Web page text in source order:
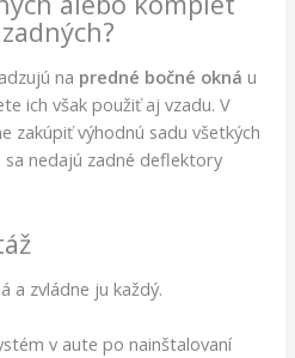
na predné bočné oknáu
ich však použiť aj vzadu. V
zakúpiť výhodnú sadu všetkých
nedajú zadné deflektory
a zvládne ju každý.
v aute po nainštalovaní